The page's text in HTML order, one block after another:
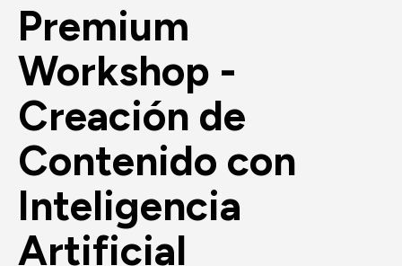
Premium
Workshop -
Creación de
Contenido con
Inteligencia
Artificial